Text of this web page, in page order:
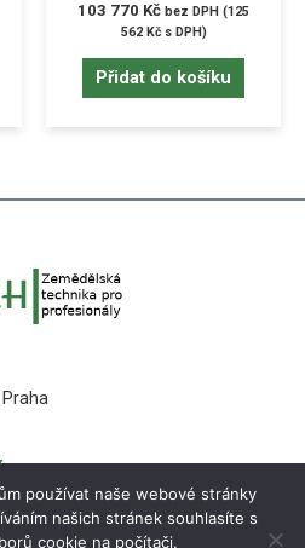
103 770 Kč bez DPH (125
562 Kčs DPH)
Přidat do košíku
používat naše webové stránky
našich stránek souhlasíte s
cookie na počítači.